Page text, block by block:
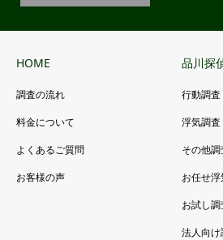
HOME
調査の流れ
料金について
よくあるご質問
お客様の声
品川探
行動調
浮気調査
その他調
お任せ
お試し
法人向け